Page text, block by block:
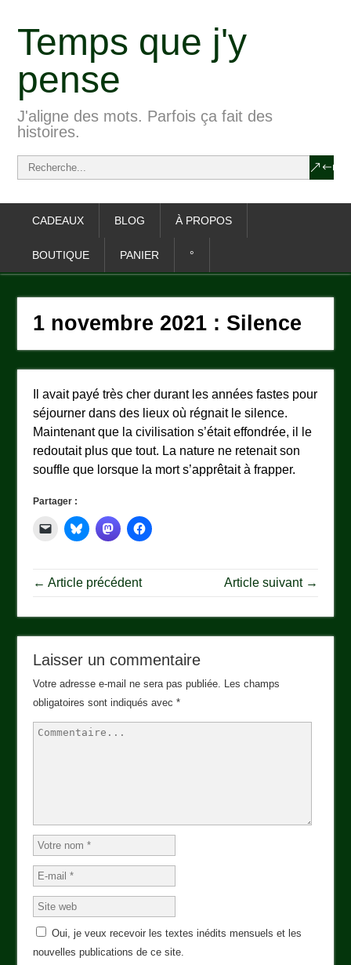
Temps que j'y
pense
J'aligne des mots. Parfois ça fait des
histoires.
CADEAUX BLOG À PROPOS
BOUTIQUE PANIER °
1 novembre 2021 : Silence
Il avait payé très cher durant les années fastes pour
séjourner dans des lieux où régnait le silence.
Maintenant que la civilisation s’était effondrée, il le
redoutait plus que tout. La nature ne retenait son
souffle que lorsque la mort s’apprêtait à frapper.
Partager :
← Article précédent Article suivant →
Laisser un commentaire
Votre adresse e-mail ne sera pas publiée. Les champs
obligatoires sont indiqués avec*
Oui, je veux recevoir les textes inédits mensuels et les
nouvelles publications de ce site.